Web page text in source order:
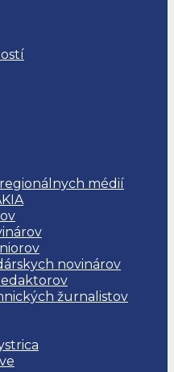
médií
novinárov
žurnalistov